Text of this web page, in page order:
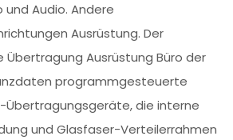
und Audio. Andere
Ausrüstung. Der
Übertragung Ausrüstung Büro der
programmgesteuerte
Übertragungsgeräte, die interne
und Glasfaser-Verteilerrahmen